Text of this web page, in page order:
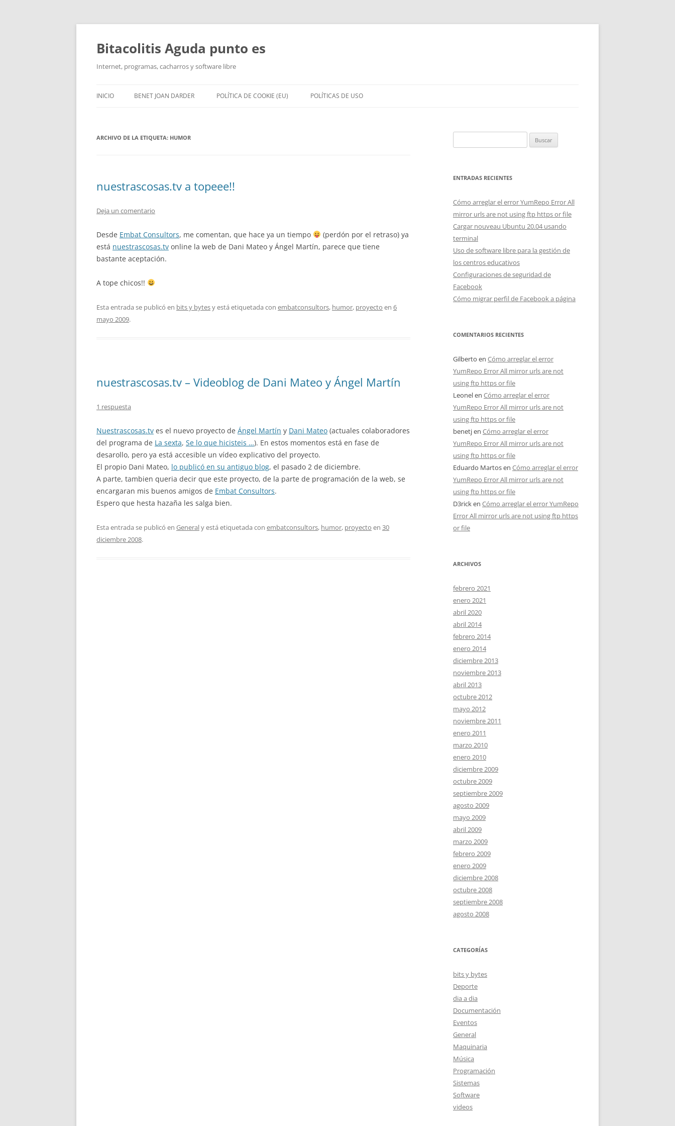
Saltar
contenido
Bitacolitis Aguda punto es
Internet, programas, cacharros y software libre
INICIO BENET JOAN DARDER POLÍTICA DE COOKIE (EU) POLÍTICAS DE USO
ARCHIVO DE LA ETIQUETA: HUMOR
nuestrascosas.tv a topeee!!
Deja un comentario
Desde Embat Consultors, me comentan, que hace ya un tiempo
(perdón por el retraso) ya
está nuestrascosas.tv online la web de Dani Mateo y Ángel Martín, parece que tiene
bastante aceptación.
A tope chicos!!
Esta entrada se publicó en bits y bytesy está etiquetada con embatconsultors, humor, proyecto en 6
mayo 2009.
nuestrascosas.tv – Videoblog de Dani Mateo y Ángel Martín
1 respuesta
Nuestrascosas.tv es el nuevo proyecto de Ángel Martín y Dani Mateo (actuales colaboradores
del programa de La sexta, Se lo que hicisteis …). En estos momentos está en fase de
desarollo, pero ya está accesible un vídeo explicativo del proyecto.
El propio Dani Mateo, lo publicó en su antiguo blog, el pasado 2 de diciembre.
A parte, tambien queria decir que este proyecto, de la parte de programación de la web, se
encargaran mis buenos amigos de Embat Consultors.
Espero que hesta hazaña les salga bien.
Esta entrada se publicó en Generaly está etiquetada con embatconsultors, humor, proyecto en 30
diciembre 2008.
ENTRADAS RECIENTES
Cómo arreglar el error YumRepo Error All
mirror urls are not using ftp https or file
Cargar nouveau Ubuntu 20.04 usando
terminal
Uso de software libre para la gestión de
los centros educativos
Configuraciones de seguridad de
Facebook
Cómo migrar perfil de Facebook a página
COMENTARIOS RECIENTES
Gilberto en Cómo arreglar el error
YumRepo Error All mirror urls are not
using ftp https or file
Leonelen Cómo arreglar el error
YumRepo Error All mirror urls are not
using ftp https or file
benetjen Cómo arreglar el error
YumRepo Error All mirror urls are not
using ftp https or file
Eduardo Martosen Cómo arreglar el error
YumRepo Error All mirror urls are not
using ftp https or file
D3ricken Cómo arreglar el error YumRepo
Error All mirror urls are not using ftp https
or file
ARCHIVOS
febrero 2021
enero 2021
abril 2020
abril 2014
febrero 2014
enero 2014
diciembre 2013
noviembre 2013
abril 2013
octubre 2012
mayo 2012
noviembre 2011
enero 2011
marzo 2010
enero 2010
diciembre 2009
octubre 2009
septiembre 2009
agosto 2009
mayo 2009
abril 2009
marzo 2009
febrero 2009
enero 2009
diciembre 2008
octubre 2008
septiembre 2008
agosto 2008
CATEGORÍAS
bits y bytes
Deporte
dia a dia
Documentación
Eventos
General
Maquinaria
Música
Programación
Sistemas
Software
videos